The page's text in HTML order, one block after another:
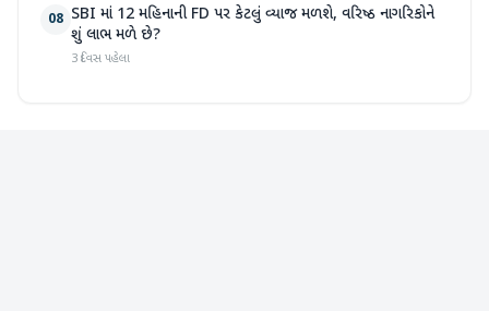
08 SBI માં 12 મહિનાની FD પર કેટલું વ્યાજ મળશે, વરિષ્ઠ નાગરિકોને
શું લાભ મળે છે?
3 દિવસ પહેલા